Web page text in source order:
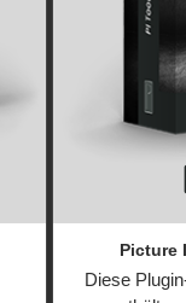
Picture
Diese